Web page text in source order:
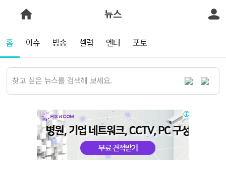
뉴스
홈 이슈 방송 셀럽 엔터 포토